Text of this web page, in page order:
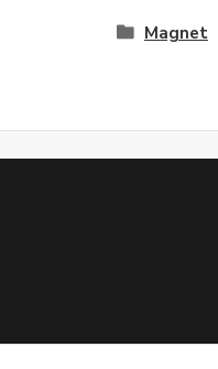
Magnet